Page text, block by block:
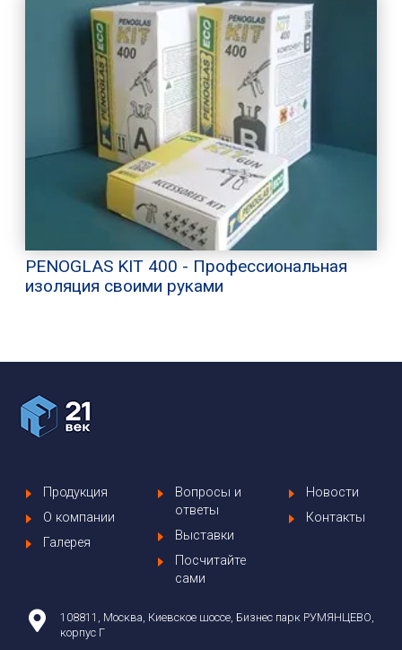
PENOGLAS KIT 400 - Профессиональная
изоляция своими руками
Продукция
О компании
Галерея
Вопросы и
ответы
Выставки
Посчитайте
сами
Новости
Контакты
108811, Москва, Киевское шоссе, Бизнес парк РУМЯНЦЕВО,
корпус Г